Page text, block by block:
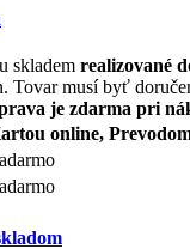
skladem realizované
Tovar musí byť
je zdarma pri
online,